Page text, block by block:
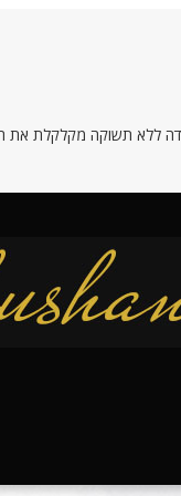
ללא תשוקה מקלקלת את